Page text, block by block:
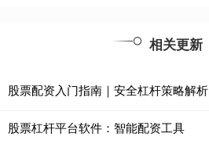
相关更新
股票配资入门指南｜安全杠杆策略解析
股票杠杆平台软件：智能配资工具